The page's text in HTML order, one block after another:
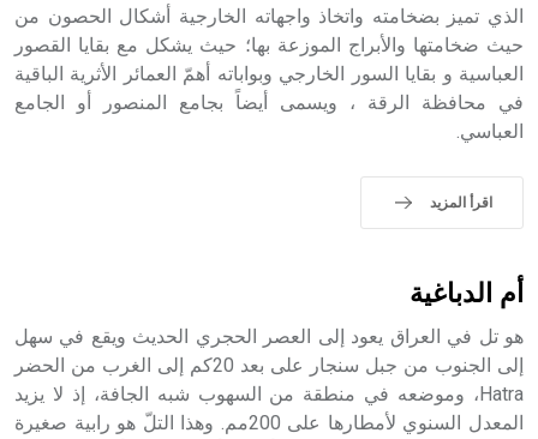
الملوك الذين حكموا مدينة إديسا (الرها) من أبجر الأول وحتى
التاسع، وهم ينتسبون إلى أسرة أوسروين
sign تكتب منفصلة غير متصلة، وتعتمد المبدأ الأكوروفوني،
الذي تميز بضخامته واتخاذ واجهاته الخارجية أشكال الحصون من
حيث ضخامتها والأبراج الموزعة بها؛ حيث يشكل مع بقايا القصور
العباسية و بقايا السور الخارجي وبواباته أهمّ العمائر الأثرية الباقية
في محافظة الرقة ، ويسمى أيضاً بجامع المنصور أو الجامع
العباسي.
اقرأ المزيد
أم الدباغية
هو تل في العراق يعود إلى العصر الحجري الحديث ويقع في سهل
إلى الجنوب من جبل سنجار على بعد 20كم إلى الغرب من الحضر
Hatra، وموضعه في منطقة من السهوب شبه الجافة، إذ لا يزيد
المعدل السنوي لأمطارها على 200مم. وهذا التلّ هو رابية صغيرة